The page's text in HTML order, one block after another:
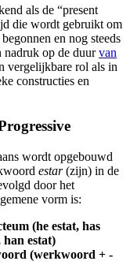
als de “present
die wordt gebruikt om
en nog steeds
nadruk op de duurvan
vergelijkbare rol als in
constructies en
wordt opgebouwd
estar(zijn) in de
door het
vorm is:
(he estat, has
han estat)
(werkwoord + -